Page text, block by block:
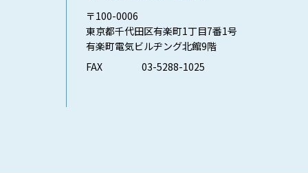
〒100-0006
東京都千代田区有楽町1丁目7番1号
有楽町電気ビルヂング北館9階
FAX
03-5288-1025